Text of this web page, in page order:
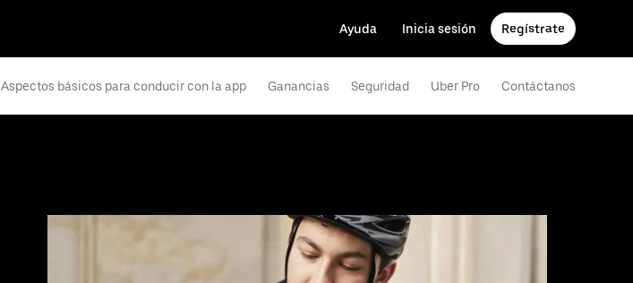
Ayuda Inicia sesión Regístrate
Aspectos básicos para conducir con la app Ganancias Seguridad Uber Pro Contáctanos